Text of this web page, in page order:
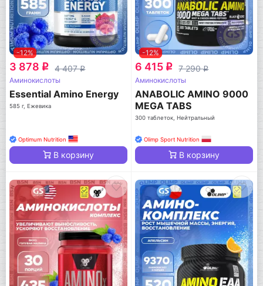
-12%
3 878 q 4 407q
Аминокислоты
Essential Amino Energy
585 г, Ежевика
Optimum Nutrition
В корзину
-12%
6 415 q 7 290q
Аминокислоты
ANABOLIC AMINO 9000
MEGA TABS
300 таблеток, Нейтральный
Olimp Sport Nutrition
В корзину